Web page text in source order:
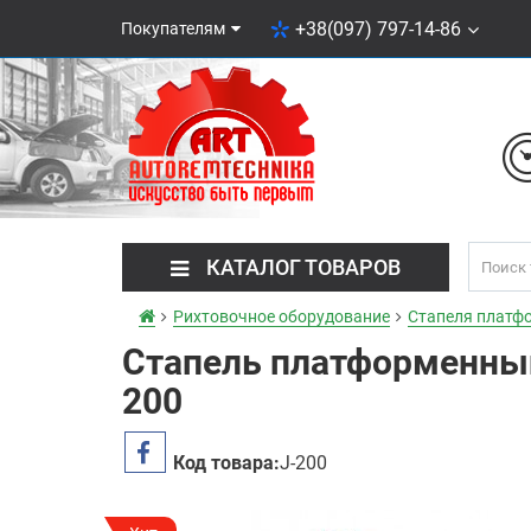
Покупателям +38(097) 797-14-86
КАТАЛОГ ТОВАРОВ
Рихтовочное оборудование Стапеля
Стапель
200
Код товара:J-200